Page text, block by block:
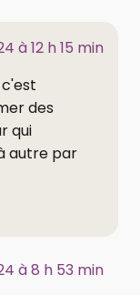
à 12 h 15 min
des
qui
autre par
à 8 h 53 min